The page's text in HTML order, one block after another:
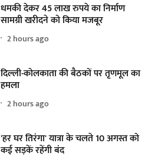
धमकी देकर 45 लाख रुपये का निर्माण
सामग्री खरीदने को किया मजबूर
2 hours ago
दिल्ली-कोलकाता की बैठकों पर तृणमूल का
हमला
2 hours ago
'हर घर तिरंगा' यात्रा के चलते 10 अगस्त को
कई सड़कें रहेंगी बंद